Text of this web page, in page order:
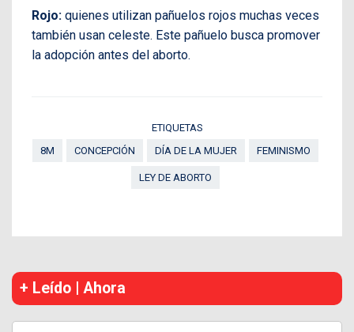
Rojo: quienes utilizan pañuelos rojos muchas veces
también usan celeste. Este pañuelo busca promover
la adopción antes del aborto.
ETIQUETAS
8M
CONCEPCIÓN DÍA DE LA MUJER FEMINISMO
LEY DE ABORTO
+ Leído | Ahora